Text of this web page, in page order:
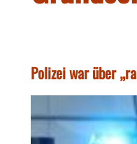
Polizei war über